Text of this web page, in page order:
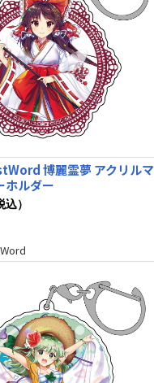
博麗霊夢 アクリルマ
ホルダー
）